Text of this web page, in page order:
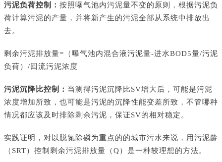
污泥负荷控制： 按照曝气池内污泥量不变的原则，根据污泥负
荷计算污泥的产量，并将新产生的污泥全部从系统中排放出
去。
剩余污泥排放量=（曝气池内混合液污泥量-进水BOD5量/污泥
负荷）/回流污泥浓度
污泥沉降比控制： 当测得污泥沉降比SV增大后，可能是污泥
浓度增加所致，也可能是污泥的沉降性能变差所致，不管哪种
情况都应该及时排除剩余污泥，保证SV的相对稳定。
实践证明，对以脱氮除磷为重点的的城市污水来说，用污泥龄
（ SRT）控制剩余污泥排放量（Q）是一种较理想的方法。